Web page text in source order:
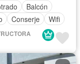
Balcón
Conserje Wifi